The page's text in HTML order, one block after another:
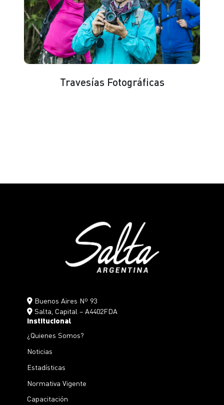
Travesías Fotográficas
Buenos Aires Nº 93
Salta, Capital – A4402FDA
Institucional
¿Quienes Somos?
Noticias
Estadísticas
Normativa Vigente
Capacitación